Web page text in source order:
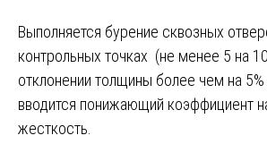
Выполняется бурение сквозных
контрольных точках (не менее 5 на
отклонении толщины более чем на 5%
вводится понижающий коэффициент
жесткость.